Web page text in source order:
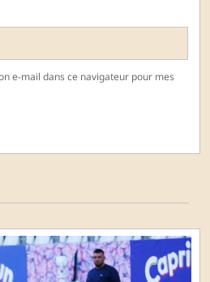
e-mail dans ce navigateur pour mes